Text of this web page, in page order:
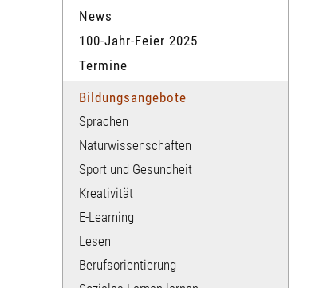
News
100-Jahr-Feier 2025
Termine
Bildungsangebote
Sprachen
Naturwissenschaften
Sport und​ Gesundheit
Kreativität
E-Learning
Lesen
Berufsorientierung